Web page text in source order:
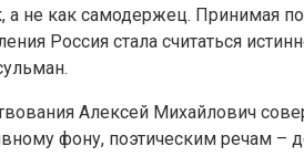
а не как самодержец. Принимая
Россия стала считаться
Алексей Михайлович
фону, поэтическим речам –